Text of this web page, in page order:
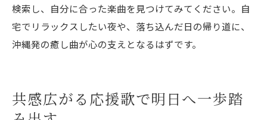
検索し、自分に合った楽曲を見つけてみてください。自
宅でリラックスしたい夜や、落ち込んだ日の帰り道に、
沖縄発の癒し曲が心の支えとなるはずです。
共感広がる応援歌で明日へ一歩踏